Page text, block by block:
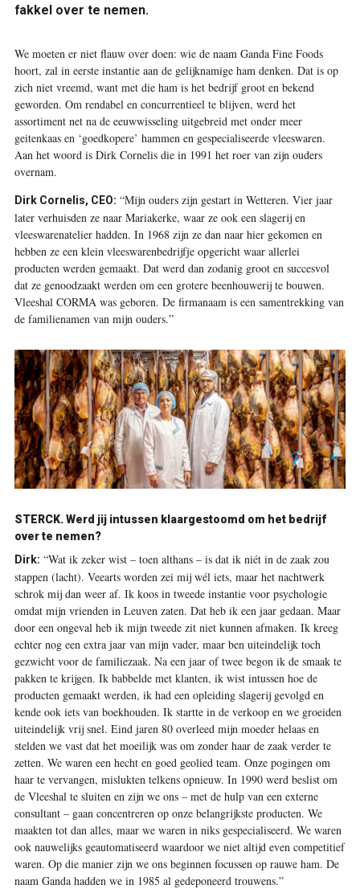
fakkel over te nemen.
We moeten er niet flauw over doen: wie de naam Ganda Fine Foods
hoort, zal in eerste instantie aan de gelijknamige ham denken. Dat is op
zich niet vreemd, want met die ham is het bedrijf groot en bekend
geworden. Om rendabel en concurrentieel te blijven, werd het
assortiment net na de eeuwwisseling uitgebreid met onder meer
geitenkaas en ‘goedkopere’ hammen en gespecialiseerde vleeswaren.
Aan het woord is Dirk Cornelis die in 1991 het roer van zijn ouders
overnam.
Dirk Cornelis, CEO: “Mijn ouders zijn gestart in Wetteren. Vier jaar
later verhuisden ze naar Mariakerke, waar ze ook een slagerij en
vleeswarenatelier hadden. In 1968 zijn ze dan naar hier gekomen en
hebben ze een klein vleeswarenbedrijfje opgericht waar allerlei
producten werden gemaakt. Dat werd dan zodanig groot en succesvol
dat ze genoodzaakt werden om een grotere beenhouwerij te bouwen.
Vleeshal CORMA was geboren. De firmanaam is een samentrekking van
de familienamen van mijn ouders.”
STERCK. Werd jij intussen klaargestoomd om het bedrijf
over te nemen?
Dirk: “Wat ik zeker wist – toen althans – is dat ik niét in de zaak zou
stappen (lacht). Veearts worden zei mij wél iets, maar het nachtwerk
schrok mij dan weer af. Ik koos in tweede instantie voor psychologie
omdat mijn vrienden in Leuven zaten. Dat heb ik een jaar gedaan. Maar
door een ongeval heb ik mijn tweede zit niet kunnen afmaken. Ik kreeg
echter nog een extra jaar van mijn vader, maar ben uiteindelijk toch
gezwicht voor de familiezaak. Na een jaar of twee begon ik de smaak te
pakken te krijgen. Ik babbelde met klanten, ik wist intussen hoe de
producten gemaakt werden, ik had een opleiding slagerij gevolgd en
kende ook iets van boekhouden. Ik startte in de verkoop en we groeiden
uiteindelijk vrij snel. Eind jaren 80 overleed mijn moeder helaas en
stelden we vast dat het moeilijk was om zonder haar de zaak verder te
zetten. We waren een hecht en goed geolied team. Onze pogingen om
haar te vervangen, mislukten telkens opnieuw. In 1990 werd beslist om
de Vleeshal te sluiten en zijn we ons – met de hulp van een externe
consultant – gaan concentreren op onze belangrijkste producten. We
maakten tot dan alles, maar we waren in niks gespecialiseerd. We waren
ook nauwelijks geautomatiseerd waardoor we niet altijd even competitief
waren. Op die manier zijn we ons beginnen focussen op rauwe ham. De
naam Ganda hadden we in 1985 al gedeponeerd trouwens.”